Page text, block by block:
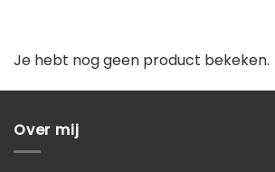
Je hebt nog geen product bekeken.
Over mij